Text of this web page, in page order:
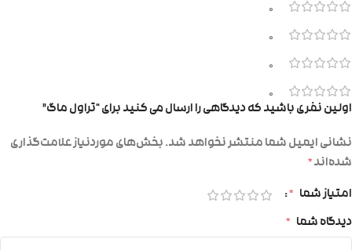
0
0
0
0
اولین نفری باشید که دیدگاهی را ارسال می کنید برای “تراول ماگ”
نشانی ایمیل شما منتشر نخواهد شد.بخش‌های موردنیاز علامت‌گذاری
شده‌اند*
امتیاز شما *
دیدگاه شما *